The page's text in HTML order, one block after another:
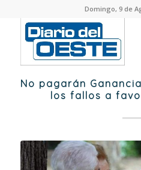
Domingo, 9 de
No pagarán
los fallos a